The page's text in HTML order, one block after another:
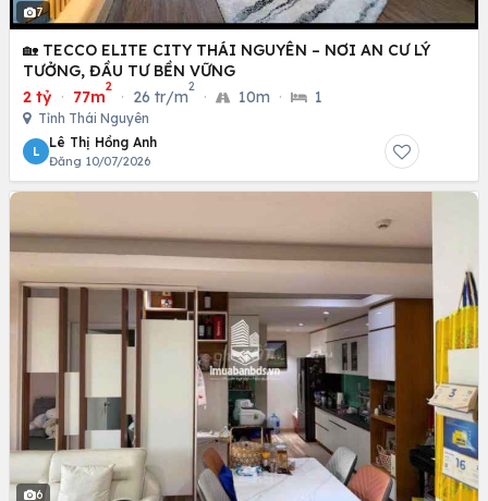
7
🏡 TECCO ELITE CITY THÁI NGUYÊN – NƠI AN CƯ LÝ
TƯỞNG, ĐẦU TƯ BỀN VỮNG
2 tỷ · 77m
2
· 26 tr/m
2
· 10m · 1
Tỉnh Thái Nguyên
L
Lê Thị Hồng Anh
Đăng 10/07/2026
6